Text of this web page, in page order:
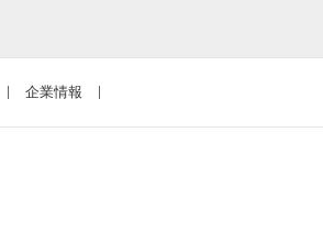
企業情報